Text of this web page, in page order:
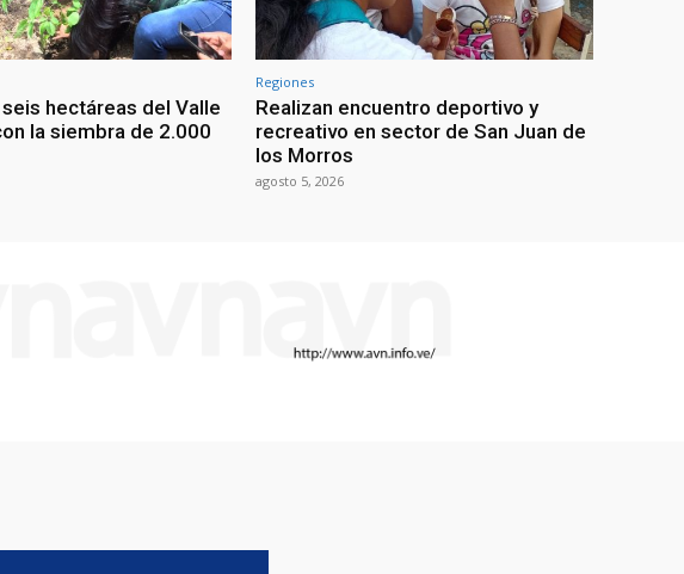
hectáreas del Valle
la siembra de 2.000
Regiones
Realizan encuentro deportivo y
recreativo en sector de San Juan de
los Morros
agosto 5, 2026